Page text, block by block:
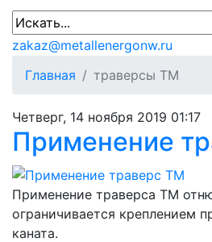
zakaz@metallenergonw.ru
Главная
траверсы ТМ
Четверг, 14 ноября 2019 01:17
Применение
Применение траверса ТМ
ограничивается креплением
каната.